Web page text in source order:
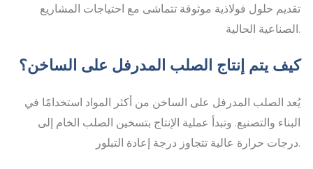
تقديم حلول فولاذية موثوقة تتماشى مع احتياجات المشاريع
الصناعية الحالية.
كيف يتم إنتاج الصلب المدرفل على الساخن؟
يُعد الصلب المدرفل على الساخن من أكثر المواد استخدامًا في
البناء والتصنيع. وتبدأ عملية الإنتاج بتسخين الصلب الخام إلى
درجات حرارة عالية تتجاوز درجة إعادة التبلور.